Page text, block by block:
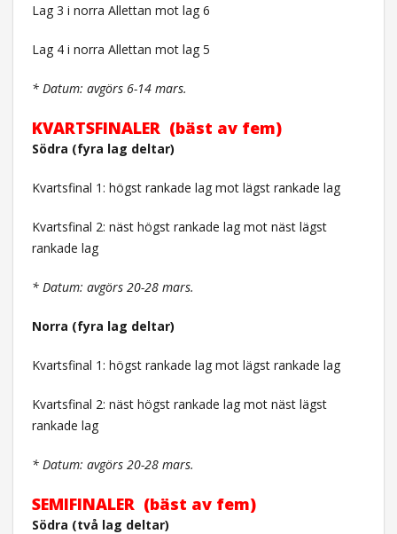
Lag 3 i norra Allettan mot lag 6
Lag 4 i norra Allettan mot lag 5
* Datum: avgörs 6-14 mars.
KVARTSFINALER (bäst av fem)
Södra (fyra lag deltar)
Kvartsfinal 1: högst rankade lag mot lägst rankade lag
Kvartsfinal 2: näst högst rankade lag mot näst lägst
rankade lag
* Datum: avgörs 20-28 mars.
Norra (fyra lag deltar)
Kvartsfinal 1: högst rankade lag mot lägst rankade lag
Kvartsfinal 2: näst högst rankade lag mot näst lägst
rankade lag
* Datum: avgörs 20-28 mars.
SEMIFINALER (bäst av fem)
Södra (två lag deltar)